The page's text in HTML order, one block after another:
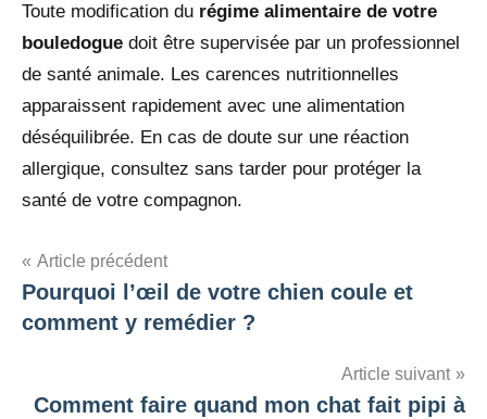
Toute modification du régime alimentaire de votre
bouledogue doit être supervisée par un professionnel
de santé animale. Les carences nutritionnelles
apparaissent rapidement avec une alimentation
déséquilibrée. En cas de doute sur une réaction
allergique, consultez sans tarder pour protéger la
santé de votre compagnon.
Navigation
de
Article précédent
Pourquoi l’œil de votre chien coule et
comment y remédier ?
Article suivant
Comment faire quand mon chat fait pipi à